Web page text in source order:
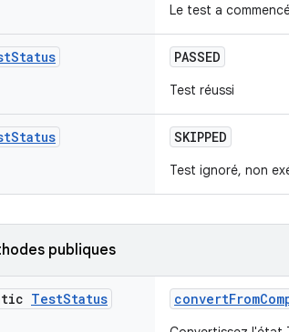
Le test a
Status PASSED
Test réussi
Status SKIPPED
Test ignoré, non
publiques
TestStatus convertFrom